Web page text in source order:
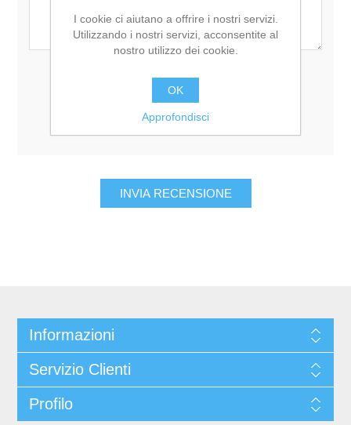
Valutazione:
Informazioni
Servizio Clienti
Profilo
I cookie ci aiutano a offrire i nostri servizi.
Utilizzando i nostri servizi, acconsentite al
nostro utilizzo dei cookie.
OK
Approfondisci